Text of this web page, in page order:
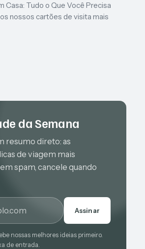
Casa: Tudo o Que Você Precisa
nossos cartões de visita mais
da Semana
resumo direto: as
de viagem mais
spam, cancele quando
Assinar
nossas melhores ideias primeiro.
de entrada.